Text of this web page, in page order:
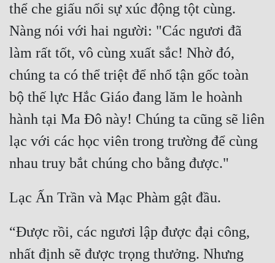
thể che giấu nổi sự xúc động tột cùng.
Nàng nói với hai người: "Các ngươi đã
làm rất tốt, vô cùng xuất sắc! Nhờ đó,
chúng ta có thể triệt để nhổ tận gốc toàn
bộ thế lực Hắc Giáo đang lăm le hoành
hành tại Ma Đô này! Chúng ta cũng sẽ liên
lạc với các học viên trong trường để cùng
“Được rồi, các ngươi lập được đại công,
nhất định sẽ được trọng thưởng. Nhưng